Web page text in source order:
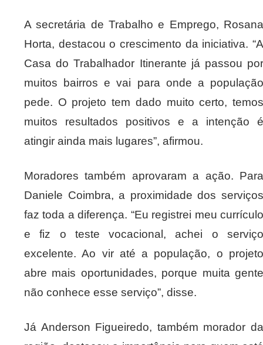
A secretária de Trabalho e Emprego, Rosana
Horta, destacou o crescimento da iniciativa. “A
Casa do Trabalhador Itinerante já passou por
muitos bairros e vai para onde a população
pede. O projeto tem dado muito certo, temos
muitos resultados positivos e a intenção é
atingir ainda mais lugares”, afirmou.
Moradores também aprovaram a ação. Para
Daniele Coimbra, a proximidade dos serviços
faz toda a diferença. “Eu registrei meu currículo
e fiz o teste vocacional, achei o serviço
excelente. Ao vir até a população, o projeto
abre mais oportunidades, porque muita gente
não conhece esse serviço”, disse.
Já Anderson Figueiredo, também morador da